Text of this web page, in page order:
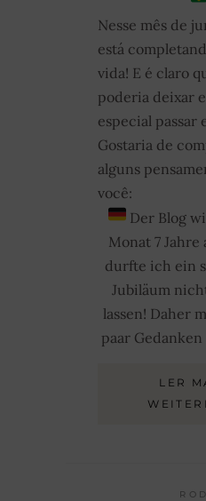
Nesse mês de
está
vida! E é claro
poderia deixar
especial passar
Gostaria de
alguns
você:
Der Blog
Monat 7
durfte ich ein
Jubiläum
lassen! Daher
paar
LER